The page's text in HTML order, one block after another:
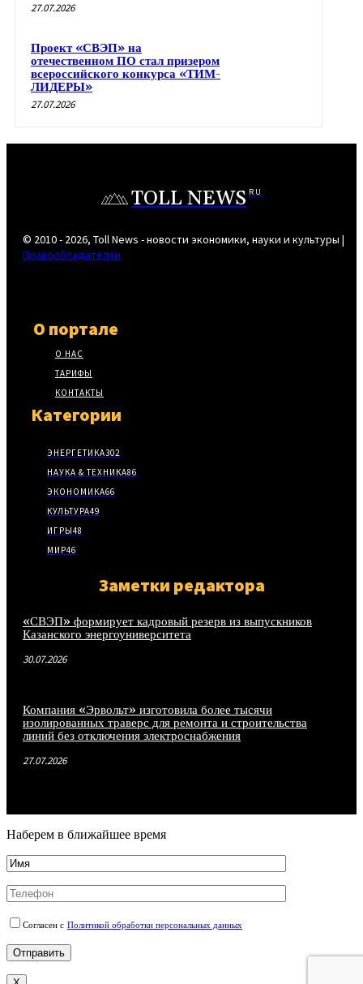
27.07.2026
Проект «СВЭП» на
отечественном ПО стал призером
всероссийского конкурса «ТИМ-
ЛИДЕРЫ»
27.07.2026
TOLL NEWS RU
© 2010 - 2026, Toll News - новости экономики, науки и культуры |
Правообладателям
О портале
О НАС
ТАРИФЫ
КОНТАКТЫ
Категории
ЭНЕРГЕТИКА302
НАУКА & ТЕХНИКА86
ЭКОНОМИКА66
КУЛЬТУРА49
ИГРЫ48
МИР46
Заметки редактора
«СВЭП» формирует кадровый резерв из выпускников
Казанского энергоуниверситета
30.07.2026
Компания «Эрвольт» изготовила более тысячи
изолированных траверс для ремонта и строительства
линий без отключения электроснабжения
27.07.2026
Наберем в ближайшее время
Согласен с Политикой обработки персональных данных